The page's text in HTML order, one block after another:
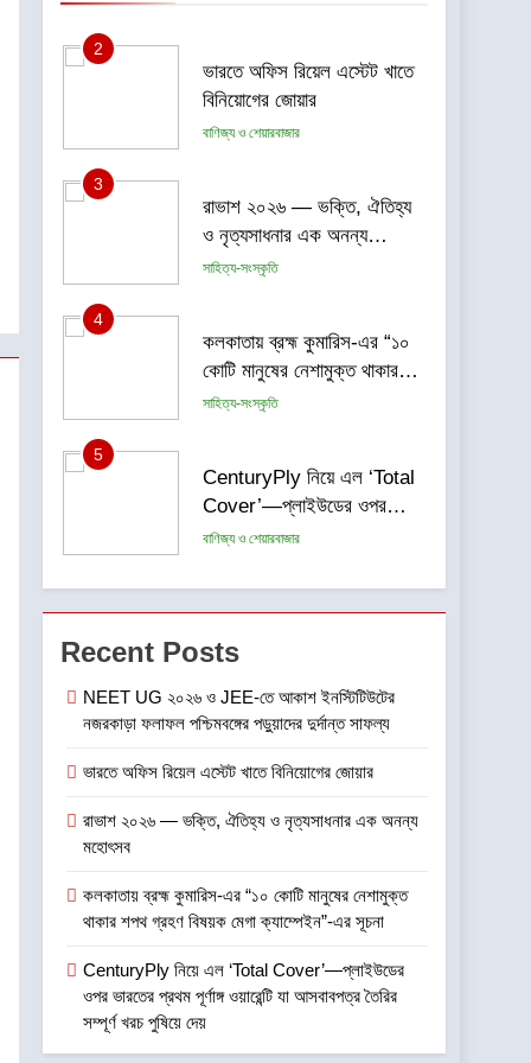
2
ভারতে অফিস রিয়েল এস্টেট খাতে
বিনিয়োগের জোয়ার
বাণিজ্য ও শেয়ারবাজার
3
রাভাশ ২০২৬ — ভক্তি, ঐতিহ্য
ও নৃত্যসাধনার এক অনন্য
মহোৎসব
সাহিত্য-সংস্কৃতি
4
কলকাতায় ব্রহ্ম কুমারিস-এর “১০
কোটি মানুষের নেশামুক্ত থাকার
শপথ গ্রহণ বিষয়ক মেগা
সাহিত্য-সংস্কৃতি
5
CenturyPly নিয়ে এল ‘Total
Cover’—প্লাইউডের ওপর
ভারতের প্রথম পূর্ণাঙ্গ ওয়ারেন্টি যা
পুষিয়ে দেয়
বাণিজ্য ও শেয়ারবাজার
6
গড়িয়াহাটে ঐতিহ্য-প্রাণিত
ফ্ল্যাগশিপ শোরুমের শুভ উদ্বোধন
করল বি. সরকার জহুরী
7
দাবাড়ুদের সম্বর্ধনা দিলো ডিব্যেন্দু
বুদ্ধিমত্তা ও যৌথ উদ্যোগের
শক্তিতে পূর্ব ভারতের রং শিল্পের
নজর ভবিষ্যৎমুখী প্রবৃদ্ধিতে
1
NEET UG ২০২৬ ও JEE-তে
Recent Posts
NEET UG ২০২৬ ও JEE-তে আকাশ ইনস্টিটিউটের
নজরকাড়া ফলাফল পশ্চিমবঙ্গের পড়ুয়াদের দুর্দান্ত সাফল্য
ভারতে অফিস রিয়েল এস্টেট খাতে বিনিয়োগের জোয়ার
রাভাশ ২০২৬ — ভক্তি, ঐতিহ্য ও নৃত্যসাধনার এক অনন্য
মহোৎসব
কলকাতায় ব্রহ্ম কুমারিস-এর “১০ কোটি মানুষের নেশামুক্ত
থাকার শপথ গ্রহণ বিষয়ক মেগা ক্যাম্পেইন”-এর সূচনা
CenturyPly নিয়ে এল ‘Total Cover’—প্লাইউডের
ওপর ভারতের প্রথম পূর্ণাঙ্গ ওয়ারেন্টি যা আসবাবপত্র তৈরির
সম্পূর্ণ খরচ পুষিয়ে দেয়